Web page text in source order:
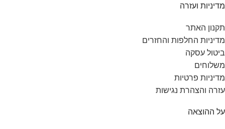
מדיניות ועזרה
תקנון האתר
מדיניות החלפות והחזרים
ביטול עסקה
משלוחים
מדיניות פרטיות
עזרה והצהרת נגישות
על ההוצאה